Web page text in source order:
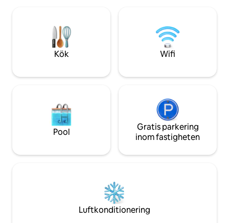
tropisk landskapsarkitektur. Du kan
avboka alla dina planer och ligga vid
poolen under hela din vistelse.
Några minuter
och stranden,
Kök Wifi
Pool
Gratis parkering
inom fastigheten
Luftkonditionering